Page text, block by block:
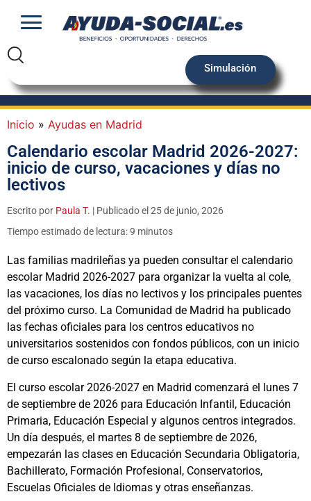
Simulación
Inicio » Ayudas en Madrid
Calendario escolar Madrid 2026-2027:
inicio de curso, vacaciones y días no
lectivos
Escrito por Paula T. | Publicado el 25 de junio, 2026
Tiempo estimado de lectura: 9 minutos
Las familias madrileñas ya pueden consultar el calendario
escolar Madrid 2026-2027 para organizar la vuelta al cole,
las vacaciones, los días no lectivos y los principales puentes
del próximo curso. La Comunidad de Madrid ha publicado
las fechas oficiales para los centros educativos no
universitarios sostenidos con fondos públicos, con un inicio
de curso escalonado según la etapa educativa.
El curso escolar 2026-2027 en Madrid comenzará el lunes 7
de septiembre de 2026 para Educación Infantil, Educación
Primaria, Educación Especial y algunos centros integrados.
Un día después, el martes 8 de septiembre de 2026,
empezarán las clases en Educación Secundaria Obligatoria,
Bachillerato, Formación Profesional, Conservatorios,
Escuelas Oficiales de Idiomas y otras enseñanzas.